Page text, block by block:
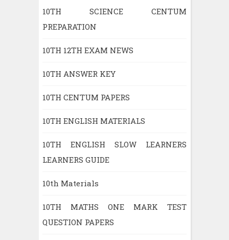
10TH SCIENCE CENTUM
PREPARATION
10TH 12TH EXAM NEWS
10TH ANSWER KEY
10TH CENTUM PAPERS
10TH ENGLISH MATERIALS
10TH ENGLISH SLOW LEARNERS
LEARNERS GUIDE
10th Materials
10TH MATHS ONE MARK TEST
QUESTION PAPERS